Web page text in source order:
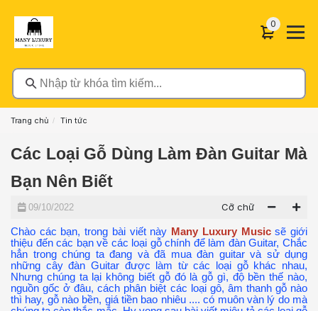
Nhập từ khóa tìm kiếm...
00 sản
Trang chủ Tin tức
Các Loại Gỗ Dùng Làm Đàn Guitar Mà
Bạn Nên Biết
09/10/2022 Cỡ chữ
Chào các bạn, trong bài viết này Many Luxury Musicsẽ giới
thiệu đến các bạn về các loại gỗ chính để làm đàn Guitar, Chắc
hẳn trong chúng ta đang và đã mua đàn guitar và sử dụng
những cây đàn Guitar được làm từ các loại gỗ khác nhau,
Nhưng chúng ta lại không biết gỗ đó là gỗ gì, độ bền thế nào,
nguồn gốc ở đâu, cách phân biệt các loại gô, âm thanh gỗ nào
thì hay, gỗ nào bền, giá tiền bao nhiêu .... có muôn vàn lý do mà